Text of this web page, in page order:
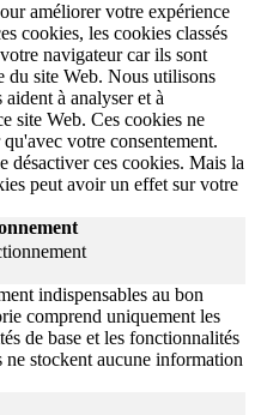
améliorer votre expérience
cookies, les cookies classés
navigateur car ils sont
du site Web. Nous utilisons
à analyser et à
site Web. Ces cookies ne
votre consentement.
désactiver ces cookies. Mais la
peut avoir un effet sur votre
indispensables au bon
comprend uniquement les
de base et les fonctionnalités
ne stockent aucune information